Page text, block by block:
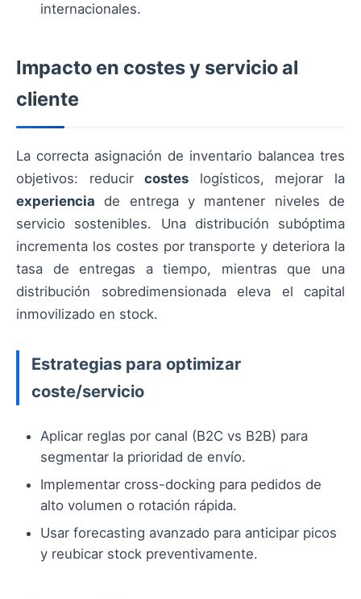
internacionales.
Impacto en costes y servicio al
cliente
La correcta asignación de inventario balancea tres
objetivos: reducircostes logísticos, mejorar la
experiencia de entrega y mantener niveles de
servicio sostenibles. Una distribución subóptima
incrementa los costes por transporte y deteriora la
tasa de entregas a tiempo, mientras que una
distribución sobredimensionada eleva el capital
inmovilizado en stock.
Estrategias para optimizar
coste/servicio
Aplicar reglas por canal (B2C vs B2B) para
segmentar la prioridad de envío.
Implementar cross-docking para pedidos de
alto volumen o rotación rápida.
Usar forecasting avanzado para anticipar picos
y reubicar stock preventivamente.